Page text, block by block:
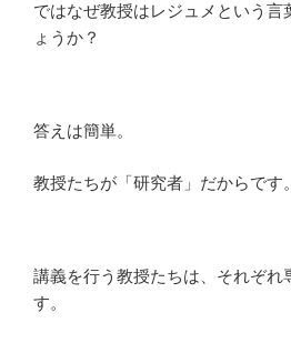
ではなぜ教授はレジュメという言
ょうか？
答えは簡単。
教授たちが「研究者」だからです。
講義を行う教授たちは、それぞれ
す。